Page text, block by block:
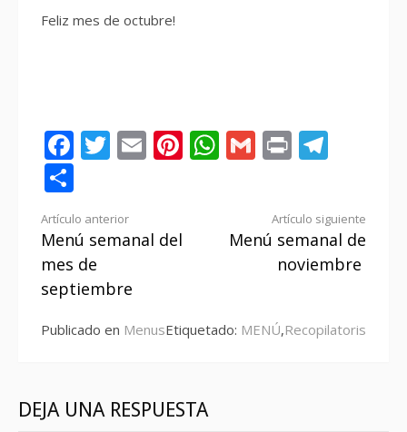
Feliz mes de octubre!
Facebook
Twitter
EmailPinterest
WhatsApp
Gmail
Print
Seguir
leyendo
Artículo anterior
Menú semanal del
mes de
septiembre
Artículo siguiente
Menú semanal de
noviembre
Publicado en MenusEtiquetado: MENÚ,Recopilatoris
DEJA UNA RESPUESTA